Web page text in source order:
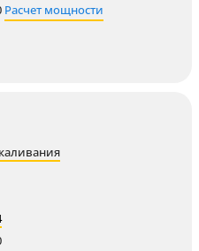
Расчет мощности